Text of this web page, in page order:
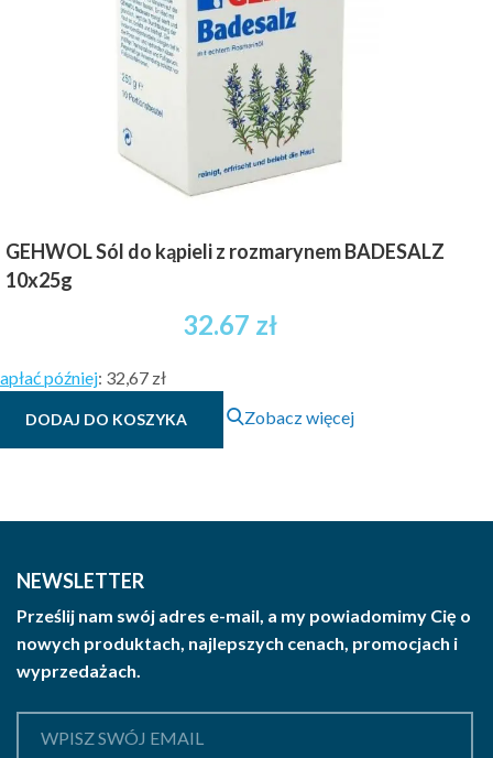
GEHWOL Sól do kąpieli z rozmarynem BADESALZ
10x25g
32.67 zł
później: 32,67 zł
DODAJ DO KOSZYKA Zobacz więcej
NEWSLETTER
Prześlij nam swój adres e-mail, a my powiadomimy Cię o
nowych produktach, najlepszych cenach, promocjach i
wyprzedażach.